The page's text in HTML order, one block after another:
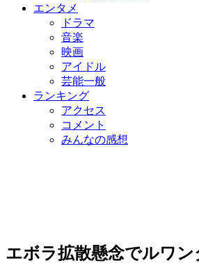
エンタメ
ドラマ
音楽
映画
アイドル
芸能一般
ランキング
アクセス
コメント
みんなの感想
エボラ拡散懸念でルワン